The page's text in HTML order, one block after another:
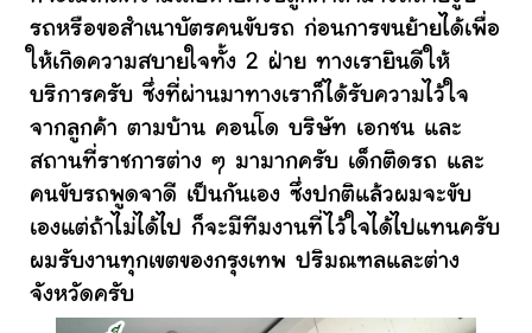
รถหรือขอสำเนาบัตรคนขับรถ ก่อนการขนย้ายได้เพื่อ
ให้เกิดความสบายใจทั้ง 2 ฝ่าย ทางเรายินดีให้
บริการครับ ซึ่งที่ผ่านมาทางเราก็ได้รับความไว้ใจ
จากลูกค้า ตามบ้าน คอนโด บริษัท เอกชน และ
สถานที่ราชการต่าง ๆ มามากครับ เด็กติดรถ และ
คนขับรถพูดจาดี เป็นกันเอง ซึ่งปกติแล้วผมจะขับ
เองแต่ถ้าไม่ได้ไป ก็จะมีทีมงานที่ไว้ใจได้ไปแทนครับ
ผมรับงานทุกเขตของกรุงเทพ ปริมณฑลและต่าง
จังหวัดครับ